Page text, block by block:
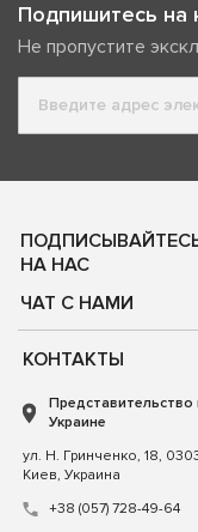
Подпишитесь на
Не пропустите
НА НАС
ЧАТ С НАМИ
КОНТАКТЫ
Представительство
Украине
ул. Н. Гринченко, 18,
Киев, Украина
+38 (057) 728-49-64